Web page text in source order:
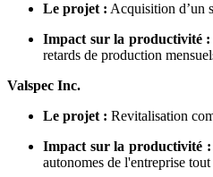
Le projet : Acquisition d’un
Impact sur la productivité :
retards de production
Valspec Inc.
Le projet : Revitalisation
Impact sur la productivité :
autonomes de l'entreprise